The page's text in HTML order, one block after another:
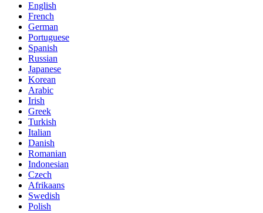
English
French
German
Portuguese
Spanish
Russian
Japanese
Korean
Arabic
Irish
Greek
Turkish
Italian
Danish
Romanian
Indonesian
Czech
Afrikaans
Swedish
Polish